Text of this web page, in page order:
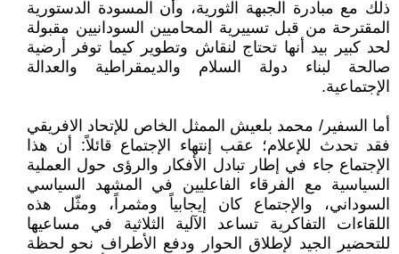
ذلك مع مبادرة الجبهة الثورية، وأن المسودة الدستورية
المقترحة من قبل تسييرية المحاميين السودانيين مقبولة
لحد كبير بيد أنها تحتاج لنقاش وتطوير كيما توفر أرضية
صالحة لبناء دولة السلام والديمقراطية والعدالة
الإجتماعية.
أما السفير/ محمد بلعيش الممثل الخاص للإتحاد الافريقي
فقد تحدث للإعلام؛ عقب إنتهاء الإجتماع قائلاً: أن هذا
الإجتماع جاء في إطار تبادل الأفكار والرؤى حول العملية
السياسية مع الفرقاء الفاعليين في المشهد السياسي
السوداني، والإجتماع كان إيجابياً ومثمراً، ومثّل هذه
اللقاءات التفاكرية تساعد الآلية الثلاثية في مساعيها
للتحضير الجيد لإطلاق الحوار ودفع الأطراف نحو لحظة